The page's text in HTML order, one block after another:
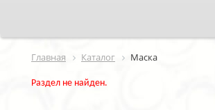
Главная Каталог Маска
Раздел не найден.